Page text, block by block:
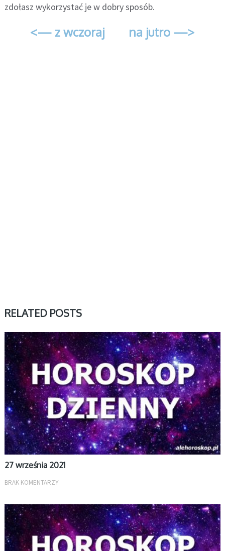
zdołasz wykorzystać je w dobry sposób.
<— z wczoraj na jutro —>
RELATED POSTS
DZIENNY
27 września 2021
BRAK KOMENTARZY
DZIENNY